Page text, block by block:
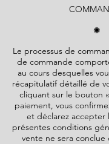
✺
Le processus de
de commande
au cours desquelles
récapitulatif détaillé de
cliquant sur le bouton
paiement, vous
et déclarez accepter
présentes conditions
vente ne sera conclue